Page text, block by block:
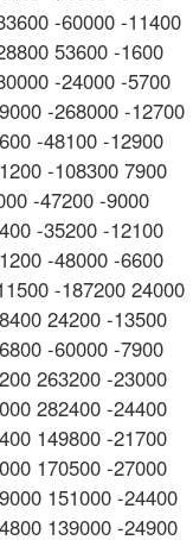
-60000 -11400
53600 -1600
-24000 -5700
-268000 -12700
-48100 -12900
-108300 7900
-47200 -9000
-35200 -12100
-48000 -6600
-187200 24000
24200 -13500
-60000 -7900
263200 -23000
282400 -24400
149800 -21700
170500 -27000
151000 -24400
139000 -24900